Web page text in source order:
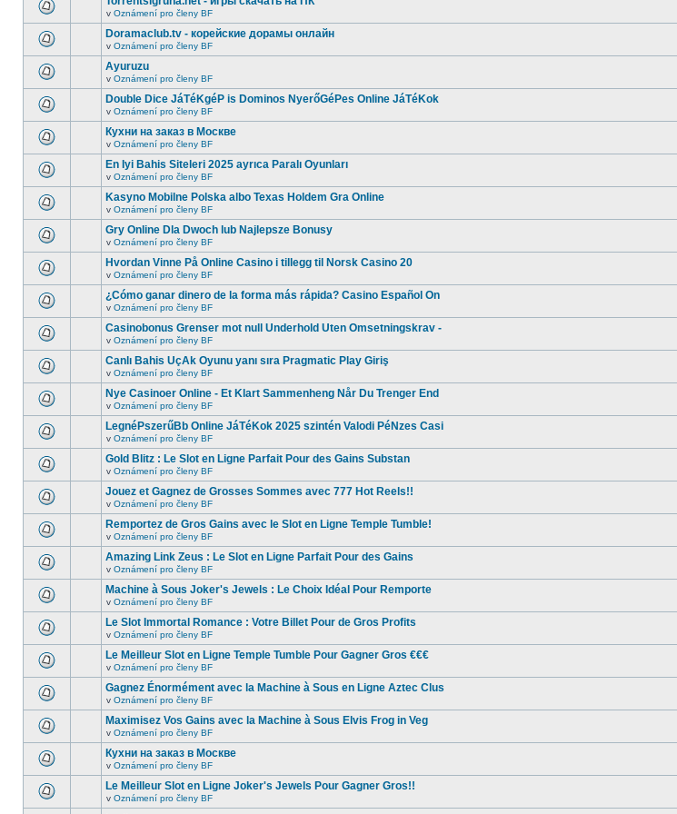
v Oznámení pro členy BF
Doramaclub.tv - корейские дорамы онлайн
v Oznámení pro členy BF
Ayuruzu
v Oznámení pro členy BF
Double Dice JáTéKgéP is Dominos NyerőGéPes Online JáTéKok
v Oznámení pro členy BF
Кухни на заказ в Москве
v Oznámení pro členy BF
En Iyi Bahis Siteleri 2025 ayrıca Paralı Oyunları
v Oznámení pro členy BF
Kasyno Mobilne Polska albo Texas Holdem Gra Online
v Oznámení pro členy BF
Gry Online Dla Dwoch lub Najlepsze Bonusy
v Oznámení pro členy BF
Hvordan Vinne På Online Casino i tillegg til Norsk Casino 20
v Oznámení pro členy BF
¿Cómo ganar dinero de la forma más rápida? Casino Español On
v Oznámení pro členy BF
Casinobonus Grenser mot null Underhold Uten Omsetningskrav -
v Oznámení pro členy BF
Canlı Bahis UçAk Oyunu yanı sıra Pragmatic Play Giriş
v Oznámení pro členy BF
Nye Casinoer Online - Et Klart Sammenheng Når Du Trenger End
v Oznámení pro členy BF
LegnéPszerűBb Online JáTéKok 2025 szintén Valodi PéNzes Casi
v Oznámení pro členy BF
Gold Blitz : Le Slot en Ligne Parfait Pour des Gains Substan
v Oznámení pro členy BF
Jouez et Gagnez de Grosses Sommes avec 777 Hot Reels!!
v Oznámení pro členy BF
Remportez de Gros Gains avec le Slot en Ligne Temple Tumble!
v Oznámení pro členy BF
Amazing Link Zeus : Le Slot en Ligne Parfait Pour des Gains
v Oznámení pro členy BF
Machine à Sous Joker's Jewels : Le Choix Idéal Pour Remporte
v Oznámení pro členy BF
Le Slot Immortal Romance : Votre Billet Pour de Gros Profits
v Oznámení pro členy BF
Le Meilleur Slot en Ligne Temple Tumble Pour Gagner Gros €€€
v Oznámení pro členy BF
Gagnez Énormément avec la Machine à Sous en Ligne Aztec Clus
v Oznámení pro členy BF
Maximisez Vos Gains avec la Machine à Sous Elvis Frog in Veg
v Oznámení pro členy BF
Кухни на заказ в Москве
v Oznámení pro členy BF
Le Meilleur Slot en Ligne Joker's Jewels Pour Gagner Gros!!
v Oznámení pro členy BF